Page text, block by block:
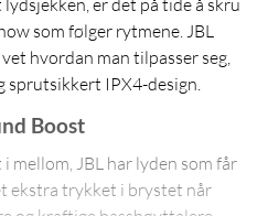
er det på tide å skru
som følger rytmene. JBL
hvordan man tilpasser seg,
sprutsikkert IPX4-design.
Boost
mellom, JBL har lyden som får
ekstra trykket i brystet når